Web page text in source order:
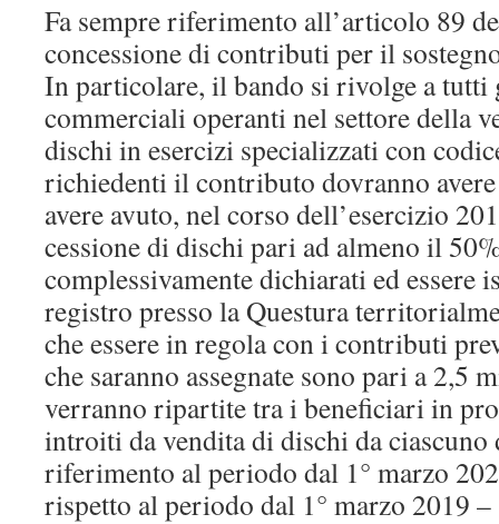
Fa sempre riferimento all’articolo 89
concessione di contributi per il
In particolare, il bando si rivolge a tutti
commerciali operanti nel settore della
dischi in esercizi specializzati con
richiedenti il contributo dovranno
avere avuto, nel corso dell’esercizio
cessione di dischi pari ad almeno il
complessivamente dichiarati ed essere
registro presso la Questura
che essere in regola con i contributi
che saranno assegnate sono pari a 2,5
verranno ripartite tra i beneficiari in
introiti da vendita di dischi da
riferimento al periodo dal 1° marzo
rispetto al periodo dal 1° marzo 2019